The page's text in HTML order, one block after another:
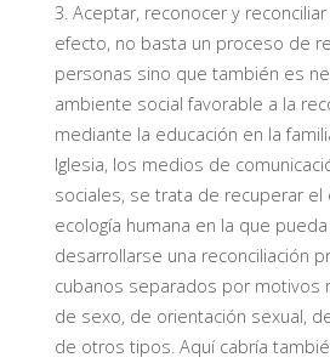
3. Aceptar, reconocer y reconciliar
efecto, no basta un proceso de
personas sino que también es
ambiente social favorable a la
mediante la educación en la
Iglesia, los medios de
sociales, se trata de recuperar el
ecología humana en la que
desarrollarse una reconciliación
cubanos separados por motivos
de sexo, de orientación sexual,
de otros tipos. Aquí cabría